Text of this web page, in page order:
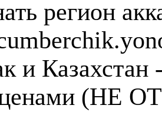
регион
и
ценами (НЕ